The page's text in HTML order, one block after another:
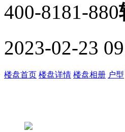
400-8181-880
2023-02-23
楼盘首页 楼盘详情 楼盘相册 户型